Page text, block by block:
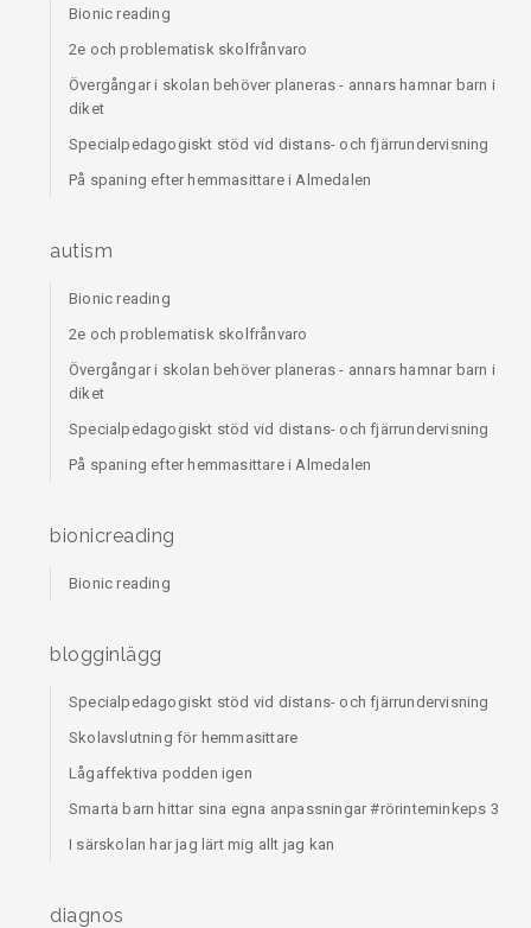
Bionic reading
2e och problematisk skolfrånvaro
Övergångar i skolan behöver planeras - annars hamnar barn i
diket
Specialpedagogiskt stöd vid distans- och fjärrundervisning
På spaning efter hemmasittare i Almedalen
autism
Bionic reading
2e och problematisk skolfrånvaro
Övergångar i skolan behöver planeras - annars hamnar barn i
diket
Specialpedagogiskt stöd vid distans- och fjärrundervisning
På spaning efter hemmasittare i Almedalen
bionicreading
Bionic reading
blogginlägg
Specialpedagogiskt stöd vid distans- och fjärrundervisning
Skolavslutning för hemmasittare
Lågaffektiva podden igen
Smarta barn hittar sina egna anpassningar #rörinteminkeps 3
I särskolan har jag lärt mig allt jag kan
diagnos